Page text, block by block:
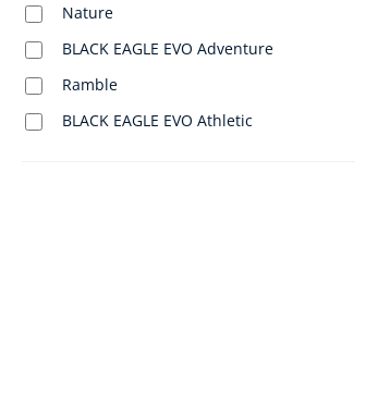
Nature
BLACK EAGLE EVO Adventure
Ramble
BLACK EAGLE EVO Athletic